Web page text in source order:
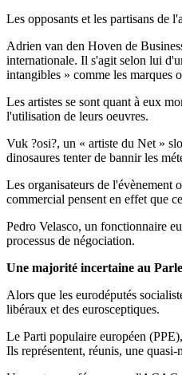
Les opposants et les partisans de
Adrien van den Hoven de
internationale. Il s'agit selon lui
intangibles » comme les marques
Les artistes se sont quant à eux
l'utilisation de leurs oeuvres.
Vuk ?osi?, un « artiste du Net »
dinosaures tenter de bannir les
Les organisateurs de l'évènement
commercial pensent en effet que
Pedro Velasco, un fonctionnaire
processus de négociation.
Une majorité incertaine au
Alors que les eurodéputés
libéraux et des eurosceptiques.
Le Parti populaire européen
Ils représentent, réunis, une